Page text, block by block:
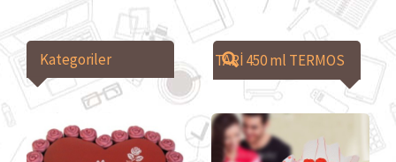
Kategoriler